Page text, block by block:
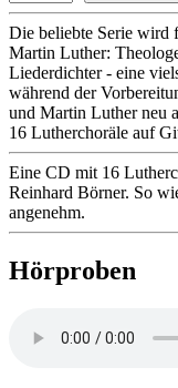
Die beliebte Serie wird
Martin Luther:
Liederdichter - eine
während der
und Martin Luther neu
16 Lutherchoräle auf
Eine CD mit 16
Reinhard Börner. So
angenehm.
Hörproben